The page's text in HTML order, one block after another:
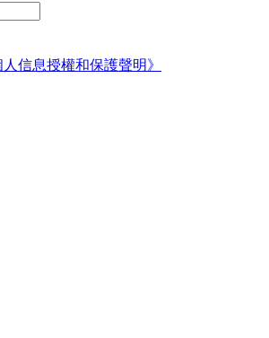
人信息授權和保護聲明》